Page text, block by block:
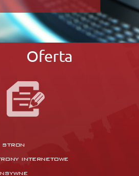
Oferta
stron
internetowe